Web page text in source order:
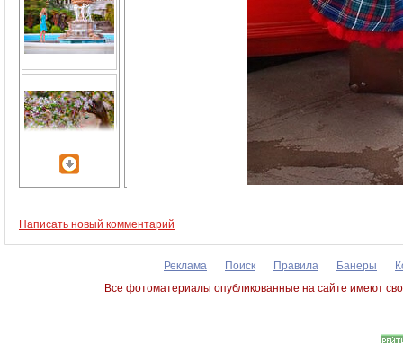
Написать новый комментарий
Реклама Поиск Правила Банеры
Все фотоматериалы опубликованные на сайте имеют